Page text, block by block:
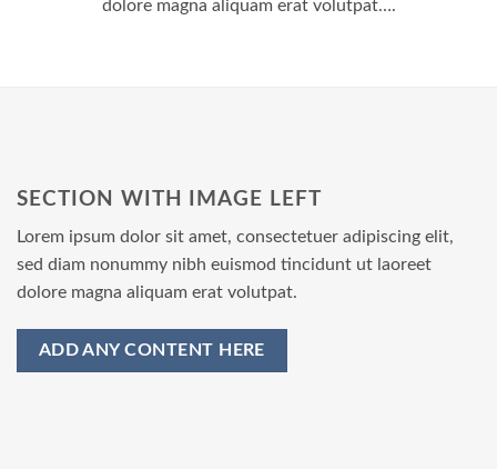
dolore magna aliquam erat volutpat….
SECTION WITH IMAGE LEFT
Lorem ipsum dolor sit amet, consectetuer adipiscing elit,
sed diam nonummy nibh euismod tincidunt ut laoreet
dolore magna aliquam erat volutpat.
ADD ANY CONTENT HERE